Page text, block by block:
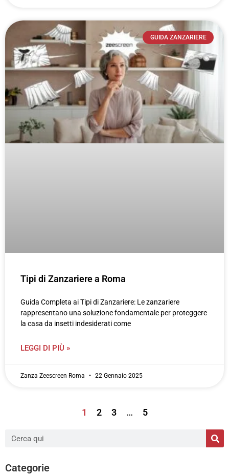
GUIDA ZANZARIERE
Tipi di Zanzariere a Roma
Guida Completa ai Tipi di Zanzariere: Le zanzariere
rappresentano una soluzione fondamentale per proteggere
la casa da insetti indesiderati come
LEGGI DI PIÙ »
Zanza Zeescreen Roma 22 Gennaio 2025
1 2 3 … 5
Categorie